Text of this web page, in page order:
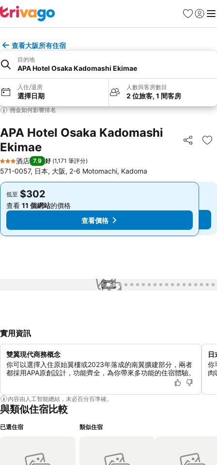
收藏夾
登入 選
查看大阪所有住宿
目的地
APA Hotel Osaka Kadomashi Ekimae
入住/退房
選擇日期
人數與客房數目
2 位旅客, 1 間客房
佣金如何影響排名
APA Hotel Osaka Kadomashi
Ekimae
分享 放
3 星級
酒店 7.9 好 (1,171 筆評分)
571-0057, 日本, 大阪, 2-6 Motomachi, Kadoma
低至 $302
查看 11 個網站的價格
查看價格
低至 $302
查看 11 個網站的價格
查看價格
1 / 58
實用資訊
雙翼現代商務概念
你可以選擇入住原始翼樓或2023年落成的南翼擴建部分，兩者
都採用APA原創設計，功能齊全，為你帶來多功能的住宿體驗。
日
你
肉
內容由人工智能總結，未必百分百準確。
與類似住宿比較
已選住宿 類似住宿